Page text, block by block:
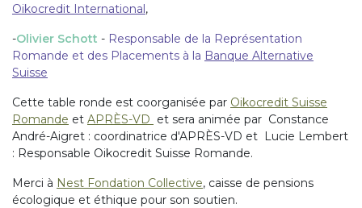
Oikocredit International,
-Olivier Schott - Responsable de la Représentation
Romande et des Placements à la Banque Alternative
Suisse
Cette table ronde est coorganisée par Oikocredit Suisse
Romande et APRÈS-VD et sera animée par Constance
André-Aigret : coordinatrice d'APRÈS-VD et Lucie Lembert
: Responsable Oikocredit Suisse Romande.
Merci à Nest Fondation Collective, caisse de pensions
écologique et éthique pour son soutien.